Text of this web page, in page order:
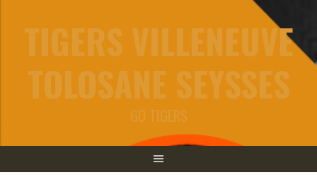
TIGERS VILLENEUVE
TOLOSANE SEYSSES
GO TIGERS